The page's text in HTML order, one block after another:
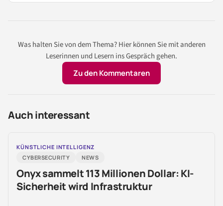
Was halten Sie von dem Thema? Hier können Sie mit anderen
Leserinnen und Lesern ins Gespräch gehen.
Zu den Kommentaren
Auch interessant
KÜNSTLICHE INTELLIGENZ
CYBERSECURITY
NEWS
Onyx sammelt 113 Millionen Dollar: KI-
Sicherheit wird Infrastruktur